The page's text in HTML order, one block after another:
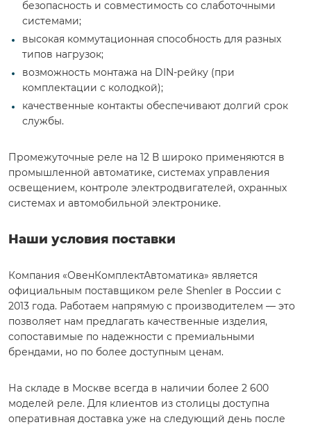
безопасность и совместимость со слаботочными
системами;
высокая коммутационная способность для разных
типов нагрузок;
возможность монтажа на DIN-рейку (при
комплектации с колодкой);
качественные контакты обеспечивают долгий срок
службы.
Промежуточные реле на 12 В широко применяются в
промышленной автоматике, системах управления
освещением, контроле электродвигателей, охранных
системах и автомобильной электронике.
Наши условия поставки
Компания «ОвенКомплектАвтоматика» является
официальным поставщиком реле Shenler в России с
2013 года. Работаем напрямую с производителем — это
позволяет нам предлагать качественные изделия,
сопоставимые по надежности с премиальными
брендами, но по более доступным ценам.
На складе в Москве всегда в наличии более 2 600
моделей реле. Для клиентов из столицы доступна
оперативная доставка уже на следующий день после